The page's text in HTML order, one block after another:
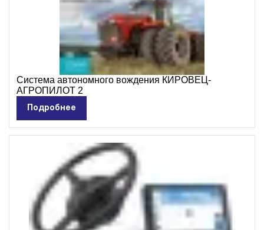
Кировец
Horsch
Daewoo Trucks
ПАЗ
КАВЗ
ЛИАЗ
Система автономного вождения КИРОВЕЦ-
АГРОПИЛОТ 2
Подробнее